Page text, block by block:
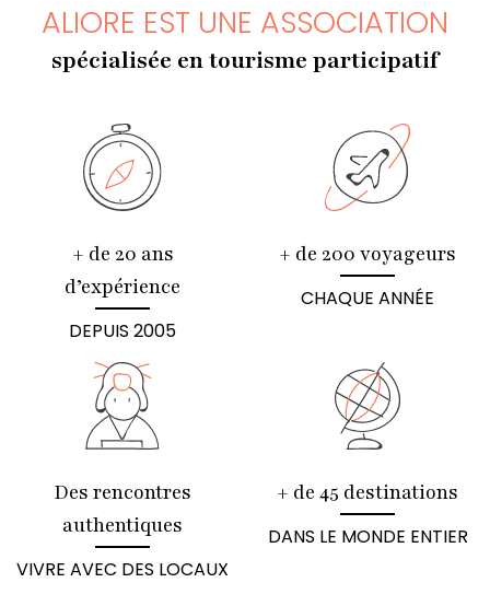
ALIORE EST UNE ASSOCIATION
spécialisée en tourisme participatif
+ de 20 ans
d’expérience
DEPUIS 2005
+ de 200 voyageurs
CHAQUE ANNÉE
Des rencontres
authentiques
VIVRE AVEC DES LOCAUX
+ de 45 destinations
DANS LE MONDE ENTIER